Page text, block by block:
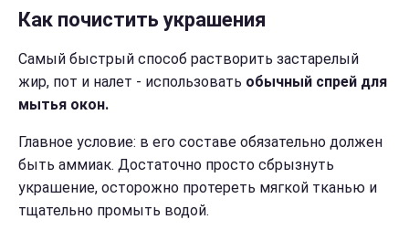
Как почистить украшения
Самый быстрый способ растворить застарелый
жир, пот и налет - использовать обычный спрей для
мытья окон.
Главное условие: в его составе обязательно должен
быть аммиак. Достаточно просто сбрызнуть
украшение, осторожно протереть мягкой тканью и
тщательно промыть водой.